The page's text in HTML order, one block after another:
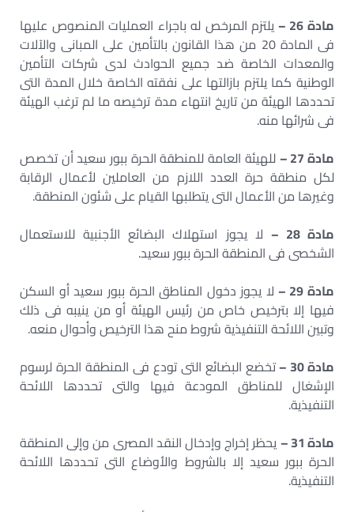
مادة 26 –
يلتزم المرخص له باجراء العمليات المنصوص عليها
فى المادة 20 من هذا القانون بالتأمين على المبانى والآلات
والمعدات الخاصة ضد جميع الحوادث لدى شركات التأمين
الوطنية كما يلتزم بازالتها على نفقته الخاصة خلال المدة التى
تحددها الهيئة من تاريخ انتهاء مدة ترخيصه ما لم ترغب الهيئة
فى شرائها منه.
مادة 27 –
للهيئة العامة للمنطقة الحرة ببور سعيد أن تخصص
لكل منطقة حرة العدد اللازم من العاملين لأعمال الرقابة
وغيرها من الأعمال التى يتطلبها القيام على شئون المنطقة.
مادة 28 –
لا يجوز استهلاك البضائع الأجنبية للاستعمال
الشخصى فى المنطقة الحرة ببور سعيد.
مادة 29 –
لا يجوز دخول المناطق الحرة ببور سعيد أو السكن
فيها إلا بترخيص خاص من رئيس الهيئة أو من ينيبه فى ذلك
وتبين اللائحة التنفيذية شروط منح هذا الترخيص وأحوال منعه.
مادة 30 –
تخضع البضائع التى تودع فى المنطقة الحرة لرسوم
الإشغال للمناطق المودعة فيها والتى تحددها اللائحة
التنفيذية.
مادة 31 –
يحظر إخراج وإدخال النقد المصرى من وإلى المنطقة
الحرة ببور سعيد إلا بالشروط والأوضاع التى تحددها اللائحة
التنفيذية.